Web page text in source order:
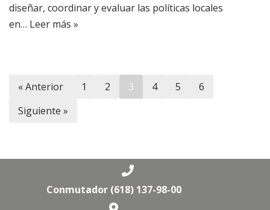
diseñar, coordinar y evaluar las políticas locales
en… Leer más »
« Anterior 1 2 3 4 5
6
Siguiente »
Conmutador (618) 137-98-00